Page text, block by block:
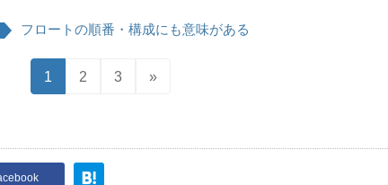
フロートの順番・構成にも意味がある
1 2 3 »